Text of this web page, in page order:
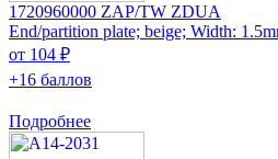
1720960000 ZAP/TW ZDUA
End/partition plate; beige; Width:
от 104 ₽
+16 баллов
Подробнее